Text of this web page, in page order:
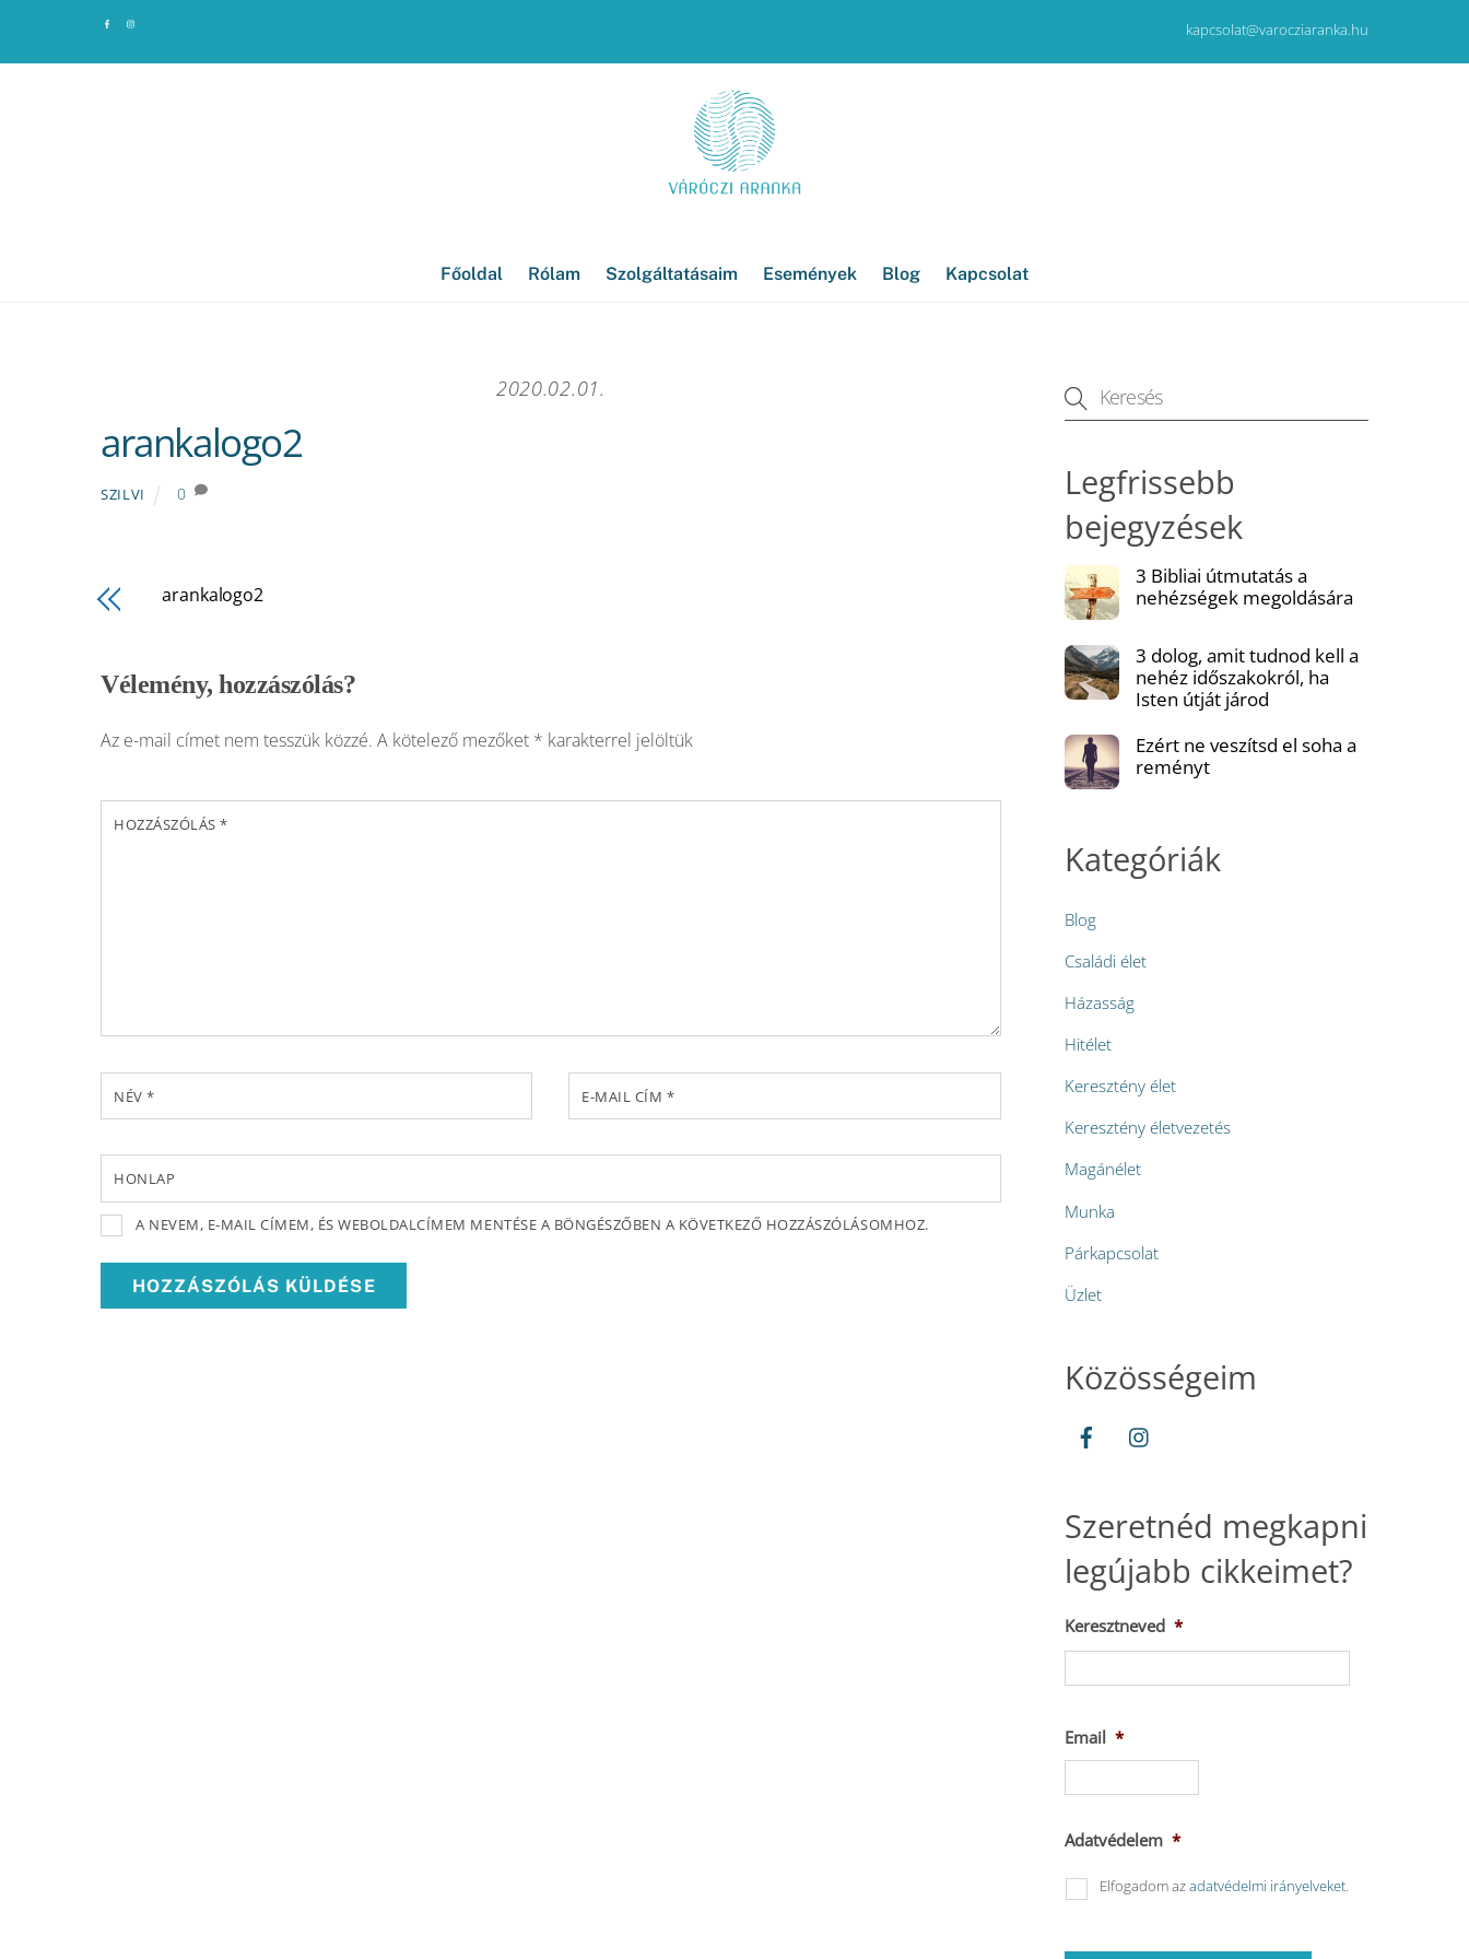
content
kapcsolat@varocziaranka.hu
Főoldal Rólam Szolgáltatásaim Események Blog Kapcsolat
2020.02.01.
arankalogo2
SZILVI 0
arankalogo2
Vélemény, hozzászólás?
Az e-mail címet nem tesszük közzé. A kötelező mezőket * karakterrel jelöltük
HOZZÁSZÓLÁS*
NÉV* E-MAIL CÍM *
HONLAP
A NEVEM, E-MAIL CÍMEM, ÉS WEBOLDALCÍMEM MENTÉSE A BÖNGÉSZŐBEN A KÖVETKEZŐ HOZZÁSZÓLÁSOMHOZ.
Legfrissebb
bejegyzések
3 Bibliai útmutatás a
nehézségek megoldására
3 dolog, amit tudnod kell a
nehéz időszakokról, ha
Isten útját járod
Ezért ne veszítsd el soha a
reményt
Kategóriák
Blog
Családi élet
Házasság
Hitélet
Keresztény élet
Keresztény életvezetés
Magánélet
Munka
Párkapcsolat
Üzlet
Közösségeim
Szeretnéd megkapni
legújabb cikkeimet?
Keresztneved *
Email *
Adatvédelem *
Elfogadom azadatvédelmi irányelveket.